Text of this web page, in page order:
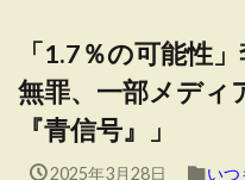
「1.7％の可能性
無罪、一部メディ
『青信号』」
2025年3月28日 いつ